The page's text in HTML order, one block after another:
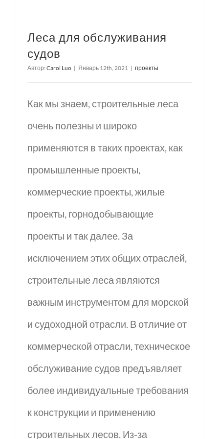
Леса для обслуживания
судов
Автор: Carol Luo | Январь 12th, 2021 | проекты
Как мы знаем, строительные леса
очень полезны и широко
применяются в таких проектах, как
промышленные проекты,
коммерческие проекты, жилые
проекты, горнодобывающие
проекты и так далее. За
исключением этих общих отраслей,
строительные леса являются
важным инструментом для морской
и судоходной отрасли. В отличие от
коммерческой отрасли, техническое
обслуживание судов предъявляет
более индивидуальные требования
к конструкции и применению
строительных лесов. Из-за